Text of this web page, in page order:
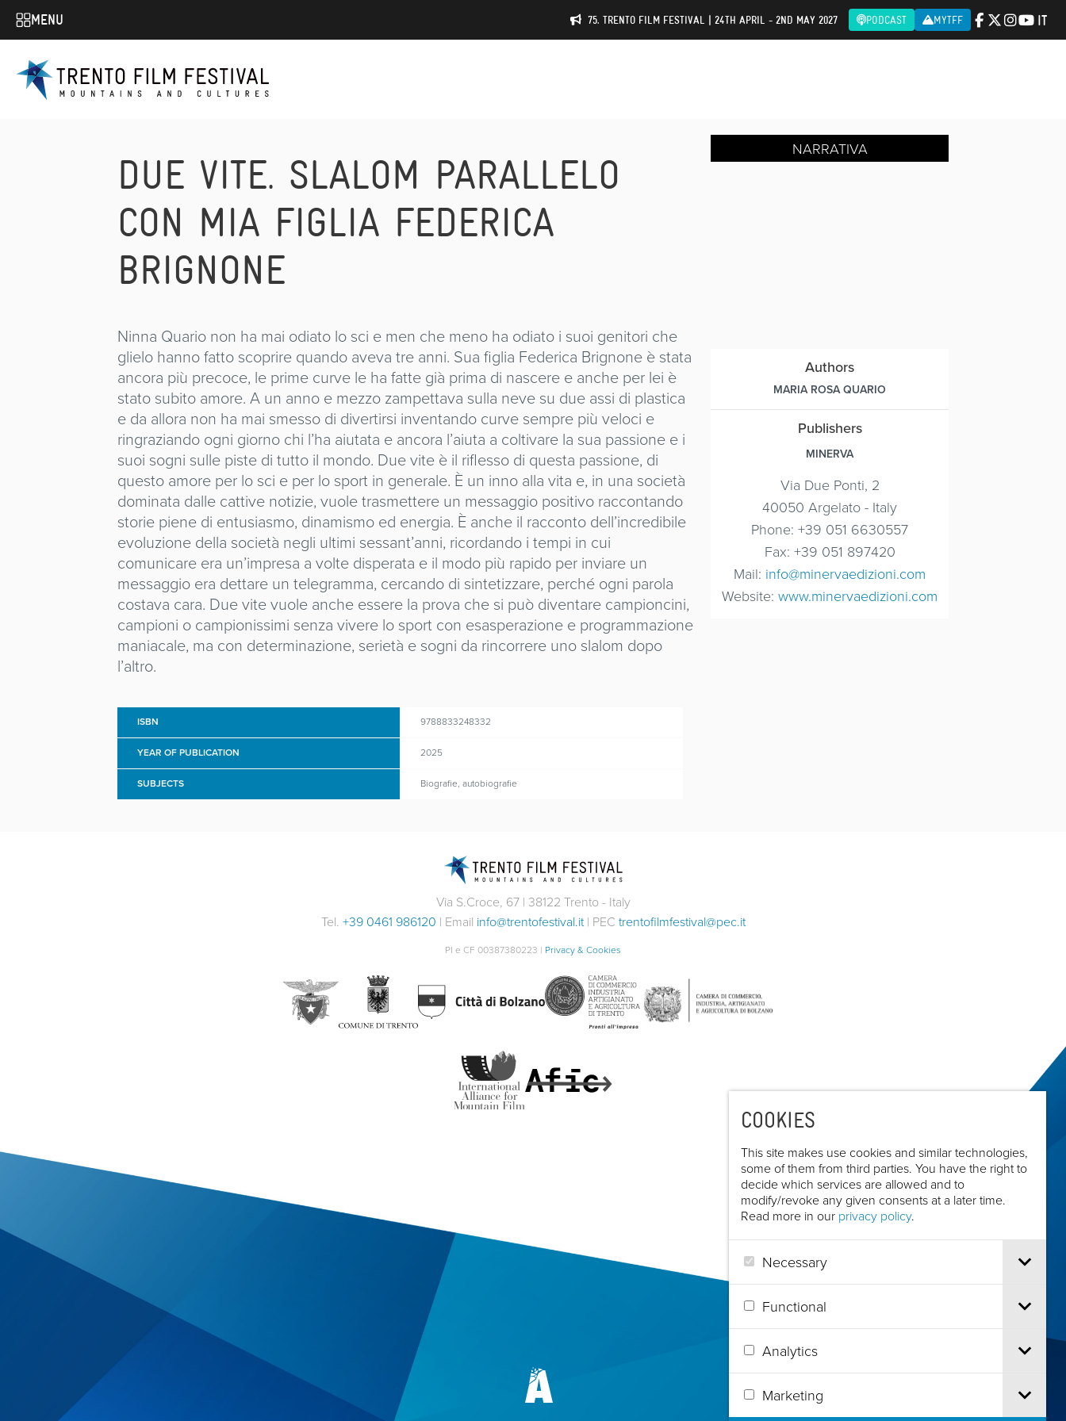
COOKIES
This site makes use cookies and similar technologies,
some of them from third parties. You have the right to
decide which services are allowed and to
modify/revoke any given consents at a later time.
Read more in our privacy policy.
Necessary
Functional
Analytics
Marketing
MENU 75. TRENTO FILM FESTIVAL | 24TH APRIL - 2ND MAY 2027 PODCAST MYTFF IT
DUE VITE. SLALOM PARALLELO
CON MIA FIGLIA FEDERICA
BRIGNONE
NARRATIVA
Ninna Quario non ha mai odiato lo sci e men che meno ha odiato i suoi genitori che
glielo hanno fatto scoprire quando aveva tre anni. Sua figlia Federica Brignone è stata
ancora più precoce, le prime curve le ha fatte già prima di nascere e anche per lei è
stato subito amore. A un anno e mezzo zampettava sulla neve su due assi di plastica
e da allora non ha mai smesso di divertirsi inventando curve sempre più veloci e
ringraziando ogni giorno chi l’ha aiutata e ancora l’aiuta a coltivare la sua passione e i
suoi sogni sulle piste di tutto il mondo. Due vite è il riflesso di questa passione, di
questo amore per lo sci e per lo sport in generale. È un inno alla vita e, in una società
dominata dalle cattive notizie, vuole trasmettere un messaggio positivo raccontando
storie piene di entusiasmo, dinamismo ed energia. È anche il racconto dell’incredibile
evoluzione della società negli ultimi sessant’anni, ricordando i tempi in cui
comunicare era un’impresa a volte disperata e il modo più rapido per inviare un
messaggio era dettare un telegramma, cercando di sintetizzare, perché ogni parola
costava cara. Due vite vuole anche essere la prova che si può diventare campioncini,
campioni o campionissimi senza vivere lo sport con esasperazione e programmazione
maniacale, ma con determinazione, serietà e sogni da rincorrere uno slalom dopo
l’altro.
Authors
MARIA ROSA QUARIO
Publishers
MINERVA
Via Due Ponti, 2
40050 Argelato - Italy
Phone: +39 051 6630557
Fax: +39 051 897420
Mail: info@minervaedizioni.com
Website: www.minervaedizioni.com
ISBN 9788833248332
YEAR OF PUBLICATION 2025
SUBJECTS Biografie, autobiografie
Via S.Croce, 67 | 38122 Trento - Italy
Tel. +39 0461 986120 | Email info@trentofestival.it| PEC trentofilmfestival@pec.it
PI e CF 00387380223 | Privacy & Cookies